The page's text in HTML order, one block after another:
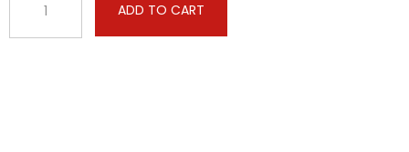
4
ADD TO CART